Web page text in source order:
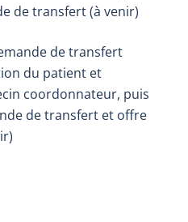
de transfert (à venir)
de transfert
du patient et
coordonnateur, puis
de transfert et offre